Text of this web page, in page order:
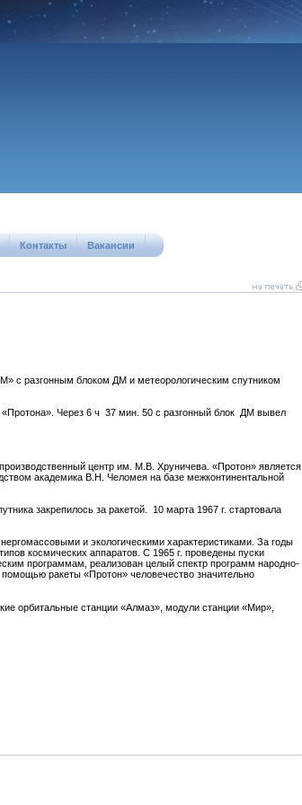
Контакты Вакансии
с разгонным блоком ДМ и метеорологическим спутником
«Протона». Через 6 ч 37 мин. 50 с разгонный блок ДМ вывел
центр им. М.В. Хруничева. «Протон» является
академика В.Н. Челомея на базе межконтинентальной
закрепилось за ракетой. 10 марта 1967 г. стартовала
и экологическими характеристиками. За годы
космических аппаратов. С 1965 г. проведены пуски
программам, реализован целый спектр программ народно-
помощью ракеты «Протон» человечество значительно
орбитальные станции «Алмаз», модули станции «Мир»,